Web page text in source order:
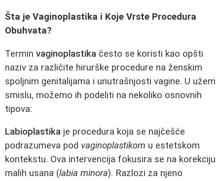
Šta je Vaginoplastika i Koje Vrste Procedura
Obuhvata?
Termin vaginoplastika često se koristi kao opšti
naziv za različite hirurške procedure na ženskim
spoljnim genitalijama i unutrašnjosti vagine. U užem
smislu, možemo ih podeliti na nekoliko osnovnih
tipova:
Labioplastika je procedura koja se najčešće
podrazumeva pod vaginoplastikom u estetskom
kontekstu. Ova intervencija fokusira se na korekciju
malih usana (labia minora). Razlozi za njeno